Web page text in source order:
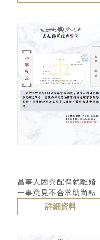
當事人因與配偶就離婚
一事意見不合求助尚耘-
調解成立詳細資料